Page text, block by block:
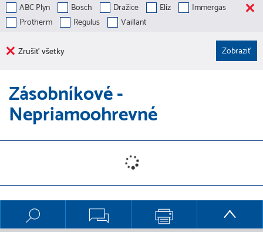
ABC Plyn Bosch Dražice Elíz
Immergas
Protherm
Regulus Vaillant
Zrušiť všetky
Zásobníkové -
Nepriamoohrevné